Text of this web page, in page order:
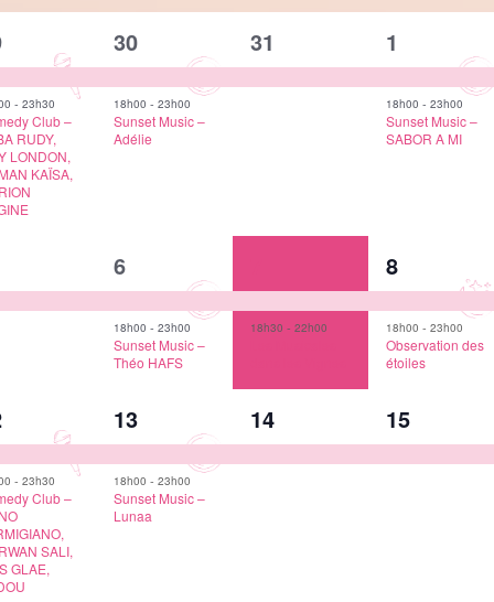
- 23h30
Club –
RUDY,
LONDON,
KAÏSA,
2
évènements,
30
18h00-23h00
Sunset Music –
Adélie
1
évènement,
31
2
1
18h00-23h00
Sunset Music –
SABOR A MI
2
évènements,
6
18h00-23h00
Sunset Music –
Théo HAFS
évènements,
18h30 - 22h00
2
8
18h00-23h00
Observation des
étoiles
- 23h30
Club –
SALI,
GLAE,
2
évènements,
13
18h00-23h00
Sunset Music –
Lunaa
1
évènement,
14
1
15